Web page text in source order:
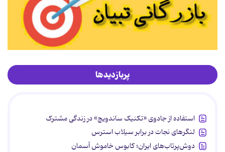
پربازدیدها
استفاده از جادوی «تکنیک ساندویچ» در زندگی مشترک
لنگرهای نجات در برابر سیلاب استرس
دوش‌پرتاب‌های ایران؛ کابوس خاموش آسمان